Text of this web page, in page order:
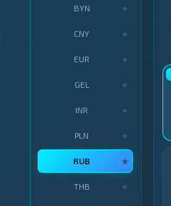
BYN ★
CNY ★
EUR ★
GEL ★
INR ★
PLN ★
RUB ★
THB ★